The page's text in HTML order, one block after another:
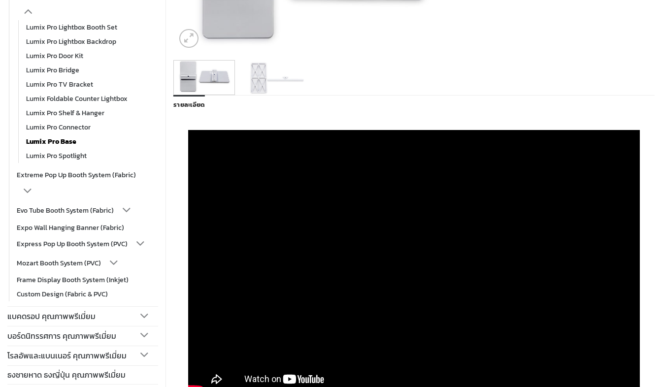
Lumix Pro Lightbox Booth Set
Lumix Pro Lightbox Backdrop
Lumix Pro Door Kit
Lumix Pro Bridge
Lumix Pro TV Bracket
Lumix Foldable Counter Lightbox
Lumix Pro Shelf & Hanger
Lumix Pro Connector
Lumix Pro Base
Lumix Pro Spotlight
Extreme Pop Up Booth System (Fabric)
Evo Tube Booth System (Fabric)
Expo Wall Hanging Banner (Fabric)
Express Pop Up Booth System (PVC)
Mozart Booth System (PVC)
Frame Display Booth System (Inkjet)
Custom Design (Fabric & PVC)
แบคดรอป คุณภาพพรีเมี่ยม
บอร์ดนิทรรศการ คุณภาพพรีเมี่ยม
โรลอัพและแบนเนอร์ คุณภาพพรีเมี่ยม
ธงชายหาด ธงญี่ปุ่น คุณภาพพรีเมี่ยม
รายละเอียด